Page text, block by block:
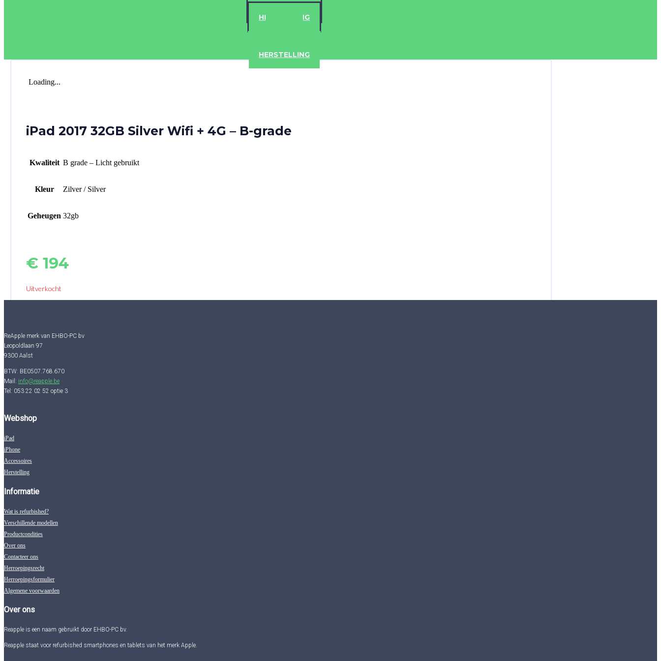
HERSTELLING
HERSTELLING
Loading...
iPad 2017 32GB Silver Wifi + 4G – B-grade
Kwaliteit B grade – Licht gebruikt
Kleur Zilver / Silver
Geheugen 32gb
€ 194
Uitverkocht
ReApple merk van EHBO-PC bv
Leopoldlaan 97
9300 Aalst
BTW: BE0507.768.670
Mail: info@reapple.be
Tel: 053 22 02 52 optie 3
Webshop
iPad
iPhone
Accessoires
Herstelling
Informatie
Wat is refurbished?
Verschillende modellen
Productcondities
Over ons
Contacteer ons
Herroepingsrecht
Herroepingsformulier
Algemene voorwaarden
Over ons
Reapple is een naam gebruikt door EHBO-PC bv.
Reapple staat voor refurbished smartphones en tablets van het merk Apple.